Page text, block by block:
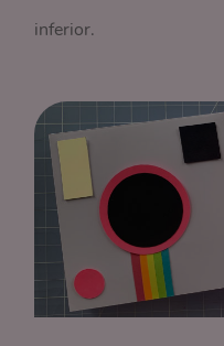
inferior.